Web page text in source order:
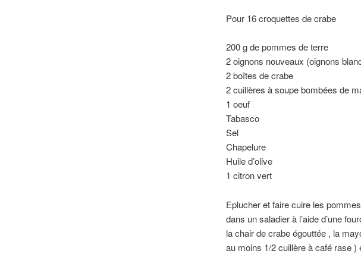
Pour 16 croquettes de crabe
200 g de pommes de terre
2 oignons nouveaux (oignons
2 boîtes de crabe
2 cuillères à soupe bombées de
1 oeuf
Tabasco
Sel
Chapelure
Huile d’olive
1 citron vert
Eplucher et faire cuire les
dans un saladier à l’aide d’une
la chair de crabe égouttée , la
au moins 1/2 cuillère à café rase )